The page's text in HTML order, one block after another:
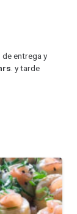
de entrega y
. y tarde